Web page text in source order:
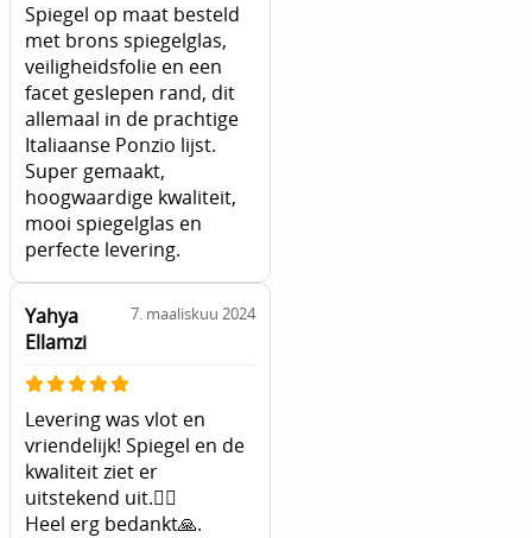
Spiegel op maat besteld
met brons spiegelglas,
veiligheidsfolie en een
facet geslepen rand, dit
allemaal in de prachtige
Italiaanse Ponzio lijst.
Super gemaakt,
hoogwaardige kwaliteit,
mooi spiegelglas en
perfecte levering.
Yahya
Ellamzi
7. maaliskuu 2024
Levering was vlot en
vriendelijk! Spiegel en de
kwaliteit ziet er
uitstekend uit.👌🏽
Heel erg bedankt🙏.